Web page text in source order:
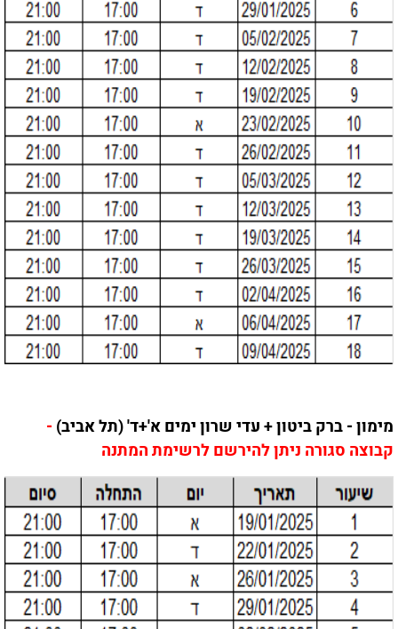
מימון - ברק ביטון + עדי שרון ימים א'+ד' (תל אביב)-
קבוצה סגורה ניתן להירשם לרשימת המתנה